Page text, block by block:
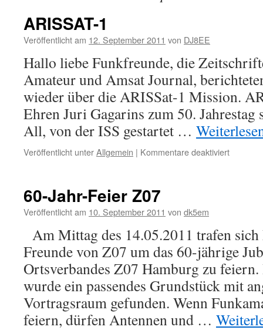
ARISSAT-1
Veröffentlicht am 12. September 2011 von DJ8EE
Hallo liebe Funkfreunde, die
Amateur und Amsat Journal,
wieder über die ARISSat-1 Mission.
Ehren Juri Gagarins zum 50. Jahrestag
All, von der ISS gestartet …
Veröffentlicht unterAllgemein | Kommentare deaktiviertfür
60-Jahr-Feier Z07
Veröffentlicht am 10. September 2011 von dk5em
Am Mittag des 14.05.2011 trafen
Freunde von Z07 um das 60-jährige
Ortsverbandes Z07 Hamburg zu
wurde ein passendes Grundstück mit
Vortragsraum gefunden. Wenn
feiern, dürfen Antennen und …